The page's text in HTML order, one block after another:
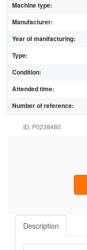
Machine type:
Manufacturer:
Year of manifacturing:
Type:
Condition:
Attended time:
Number of reference:
ID: P0238480
Description